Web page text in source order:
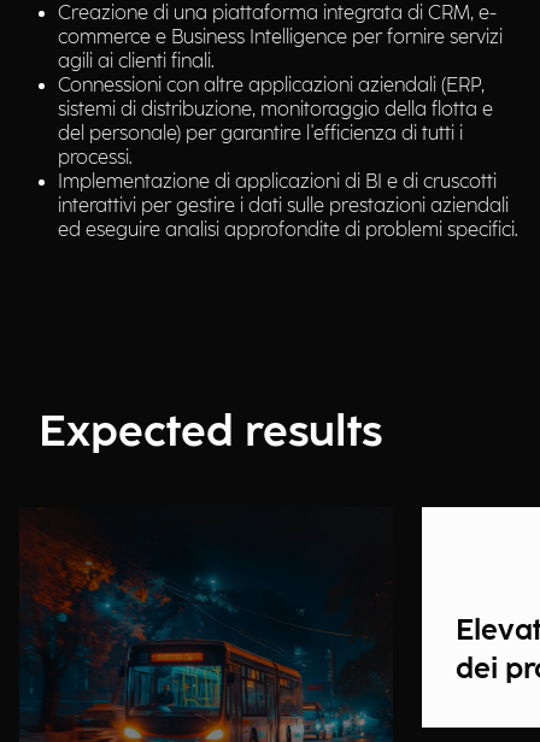
Creazione di una piattaforma integrata di CRM, e-
commerce e Business Intelligence per fornire servizi
agili ai clienti finali.
Connessioni con altre applicazioni aziendali (ERP,
sistemi di distribuzione, monitoraggio della flotta e
del personale) per garantire l'efficienza di tutti i
processi.
Implementazione di applicazioni di BI e di cruscotti
interattivi per gestire i dati sulle prestazioni aziendali
ed eseguire analisi approfondite di problemi specifici.
Expected results
dei